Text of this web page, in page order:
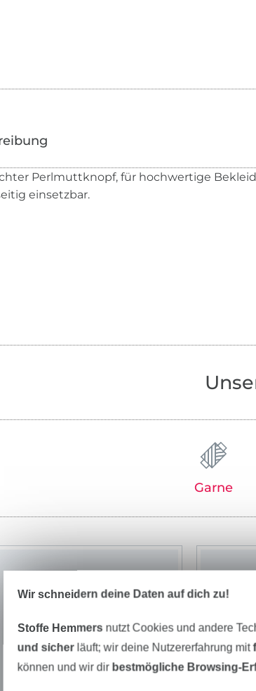
Perlmuttknopf, für hochwertige
einsetzbar.
Garne
Wir schneidern deine Daten auf dich zu!
Stoffe Hemmers nutzt Cookies und andere
und sicherläuft; wir deine Nutzererfahrung mit
können und wir dir bestmögliche Browsing-